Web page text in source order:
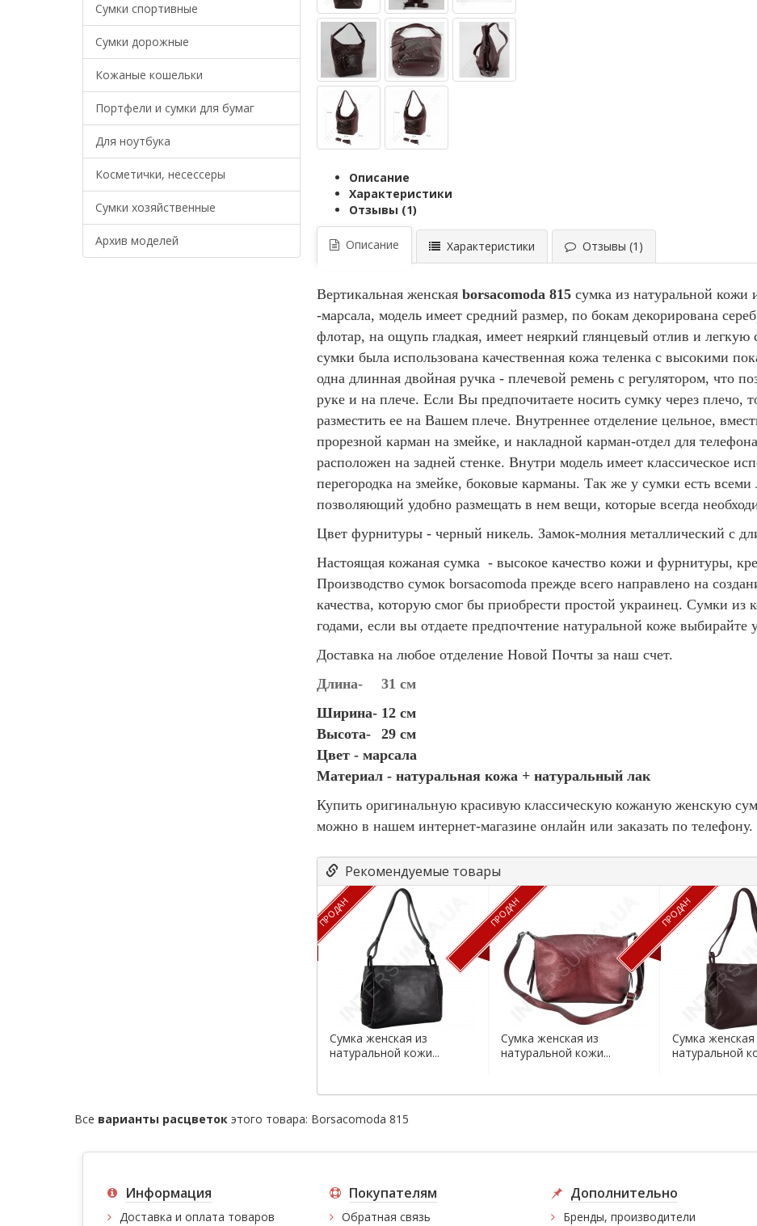
Сумки спортивные
Сумки дорожные
Кожаные кошельки
Портфели и сумки для бумаг
Для ноутбука
Косметички, несессеры
Сумки хозяйственные
Архив моделей
Описание
Характеристики
Отзывы (1)
Описание Характеристики Отзывы (1)
Вертикальная женская borsacomoda 815 сумка из натуральной кожи
-марсала, модель имеет средний размер, по бокам декорирована
флотар, на ощупь гладкая, имеет неяркий глянцевый отлив и легкую
сумки была использована качественная кожа теленка с высокими
одна длинная двойная ручка - плечевой ремень с регулятором, что
руке и на плече. Если Вы предпочитаете носить сумку через плечо,
разместить ее на Вашем плече. Внутреннее отделение цельное,
прорезной карман на змейке, и накладной карман-отдел для
расположен на задней стенке. Внутри модель имеет классическое
перегородка на змейке, боковые карманы. Так же у сумки есть
позволяющий удобно размещать в нем вещи, которые всегда
Цвет фурнитуры - черный никель. Замок-молния металлический с
Настоящая кожаная сумка - высокое качество кожи и фурнитуры,
Производство сумок borsacomoda прежде всего направлено на
качества, которую смог бы приобрести простой украинец. Сумки из
годами, если вы отдаете предпочтение натуральной коже выбирайте
Доставка на любое отделение Новой Почты за наш счет.
Длина-
31 см
Ширина- 12 см
Высота-
29 см
Цвет - марсала
Материал - натуральная кожа + натуральный лак
Купить оригинальную красивую классическую кожаную женскую
можно в нашем интернет-магазине онлайн или заказать по телефону.
Рекомендуемые товары
ПРОДАН
Сумка женская из
натуральной кожи...
ПРОДАН
Сумка женская из
натуральной кожи...
ПРОДАН
Сумка женская
натуральной
Все варианты расцветок этого товара: Borsacomoda 815
Информация
Доставка и оплата товаров
Покупателям
Обратная связь
Дополнительно
Бренды, производители